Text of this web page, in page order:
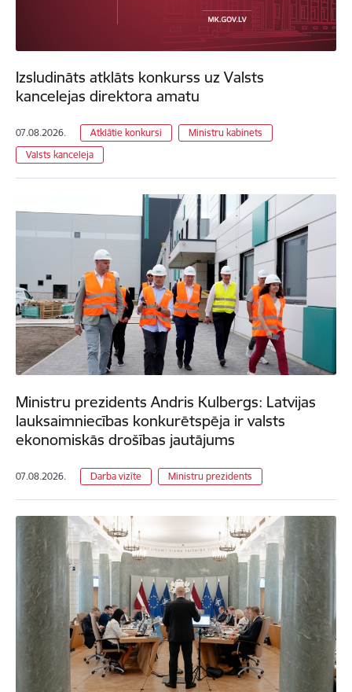
Izsludināts atklāts konkurss uz Valsts
kancelejas direktora amatu
07.08.2026. Atklātie konkursi
Ministru kabinets
Valsts kanceleja
Ministru prezidents Andris Kulbergs: Latvijas
lauksaimniecības konkurētspēja ir valsts
ekonomiskās drošības jautājums
07.08.2026. Darba vizīte Ministru prezidents